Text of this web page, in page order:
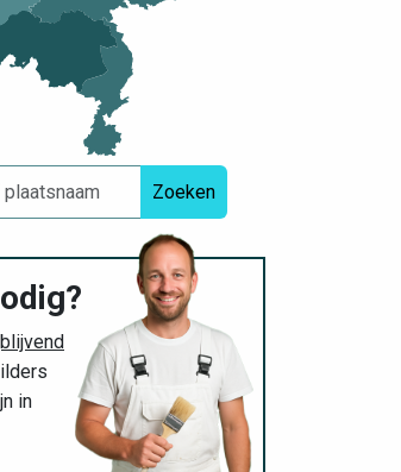
Zoeken
in